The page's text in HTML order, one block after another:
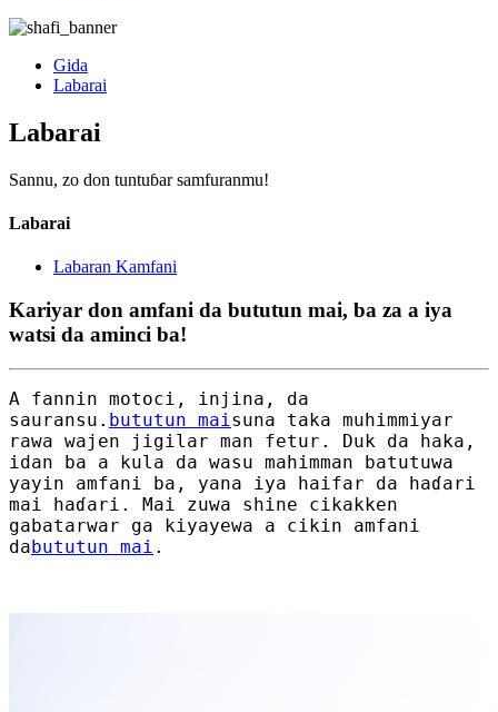
Gida
Labarai
Labarai
Sannu, zo don tuntuɓar samfuranmu!
Labarai
Labaran Kamfani
Kariyar don amfani da bututun mai, ba za a iya
watsi da aminci ba!
A fannin motoci, injina, da
sauransu. bututun mai suna taka muhimmiyar
rawa wajen jigilar man fetur. Duk da haka,
idan ba a kula da wasu mahimman batutuwa
yayin amfani ba, yana iya haifar da haɗari
mai haɗari. Mai zuwa shine cikakken
gabatarwar ga kiyayewa a cikin amfani
dabututun mai .